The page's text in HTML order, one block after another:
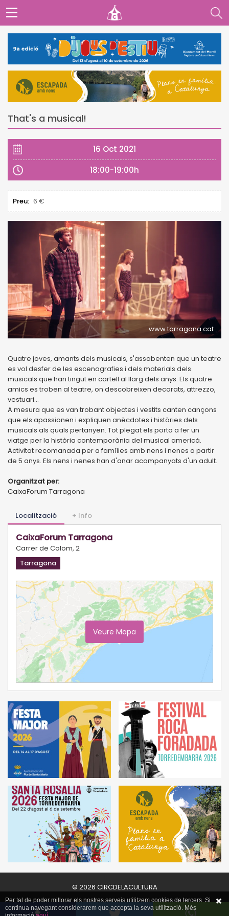
That's a musical!
16 Oct 2021
18:00-19:00h
Preu: 6 €
www.tarragona.cat
Quatre joves, amants dels musicals, s'assabenten que un teatre
es vol desfer de les escenografies i dels materials dels
musicals que han tingut en cartell al llarg dels anys. Els quatre
amics es troben al teatre, on descobreixen decorats, attrezzo,
vestuari...
A mesura que es van trobant objectes i vestits canten cançons
que els apassionen i expliquen anècdotes i històries dels
musicals als quals pertanyen. Tot plegat els porta a fer un
viatge per la història contemporània del musical americá.
Activitat recomanada per a famílies amb nens i nenes a partir
de 5 anys. Els nens i nenes han d'anar acompanyats d'un adult.
Organitzat per:
CaixaForum Tarragona
Localització + Info
CaixaForum Tarragona
Carrer de Colom, 2
Tarragona
Veure Mapa
© 2026 CIRCDELACULTURA
Per tal de poder millorar els nostres serveis utilitzem cookies de tercers. Si
continua navegant considerarem que accepta la seva utilització. Més